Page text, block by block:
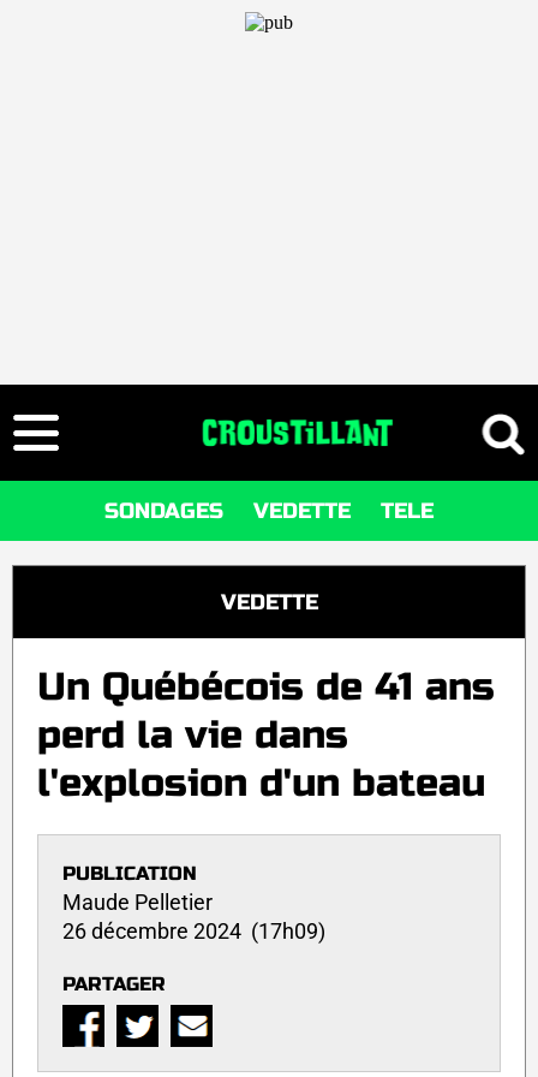
SONDAGES VEDETTE TELE
VEDETTE
Un Québécois de 41 ans
perd la vie dans
l'explosion d'un bateau
PUBLICATION
Maude Pelletier
26 décembre 2024 (17h09)
PARTAGER